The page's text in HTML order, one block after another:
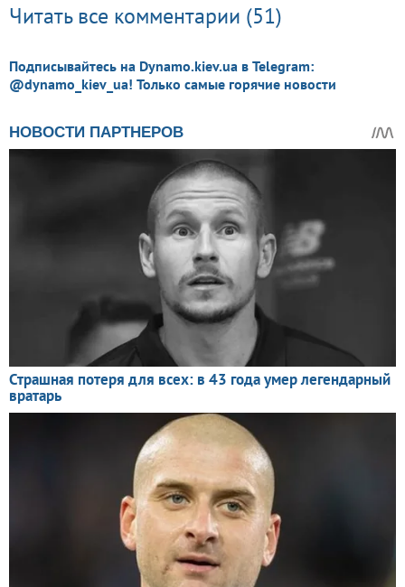
Читать все комментарии (51)
Подписывайтесь на Dynamo.kiev.ua в Telegram:
@dynamo_kiev_ua! Только самые горячие новости